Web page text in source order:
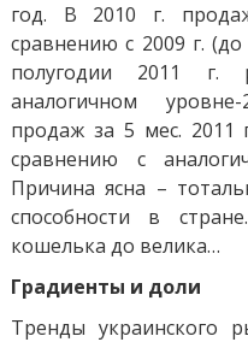
год. В 2010 г.
сравнению с 2009 г.
полугодии 2011 г.
аналогичном
продаж за 5 мес. 2011
сравнению с
Причина ясна –
способности в
кошелька до велика…
Градиенты и доли
Тренды украинского